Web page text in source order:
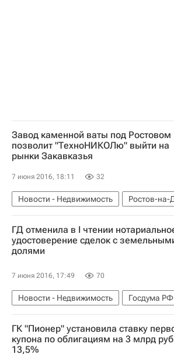
Завод каменной ваты под Ростовом
позволит "ТехноНИКОЛю" выйти на
рынки Закавказья
7 июня 2016, 18:11 32
Новости - Недвижимость
Ростов-на-
Завод
Россия
ГД отменила в I чтении
удостоверение сделок с
долями
7 июня 2016, 17:49 70
Новости - Недвижимость
Госдума РФ
Законодательство
Земельные
Россия
ГК "Пионер" установила ставку
купона по облигациям на 3 млрд
13,5%